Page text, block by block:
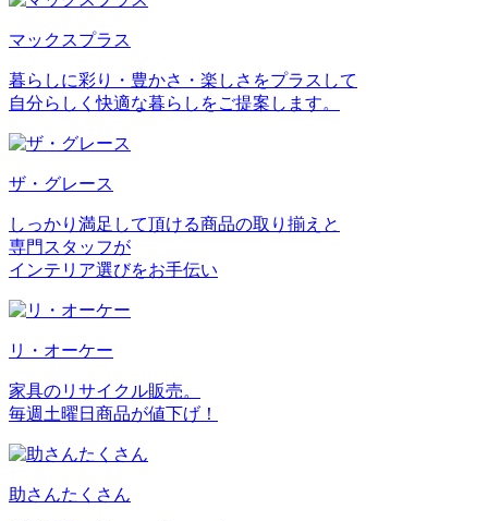
マックスプラス
暮らしに彩り・豊かさ・楽しさをプラスして
自分らしく快適な暮らしをご提案します。
ザ・グレース
しっかり満足して頂ける商品の取り揃えと
専門スタッフが
インテリア選びをお手伝い
リ・オーケー
家具のリサイクル販売。
毎週土曜日商品が値下げ！
助さんたくさん